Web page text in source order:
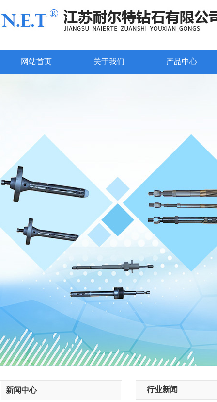
网站首页 关于我们 产品中心
新闻中心 行业新闻